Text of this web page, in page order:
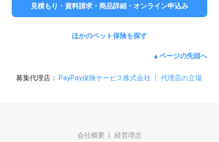
見積もり・資料請求・商品詳細・オンライン申込み
ほかのペット保険を探す
▲ページの先頭へ
募集代理店： PayPay保険サービス株式会社 代理店の立場
会社概要 経営理念